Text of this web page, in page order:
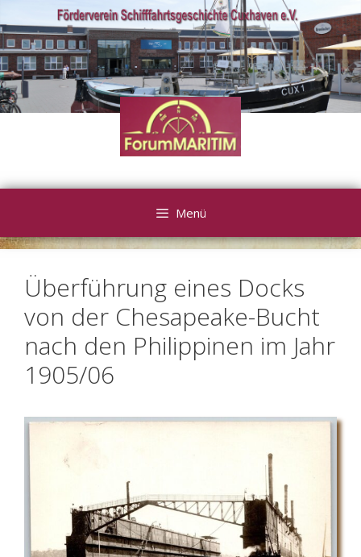
Inhalt
springen
Menü
Überführung eines Docks
von der Chesapeake-Bucht
nach den Philippinen im Jahr
1905/06